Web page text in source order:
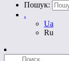
Пошук:
.
Ua
Ru